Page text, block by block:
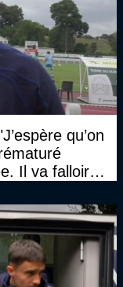
qu’on
Il va falloir